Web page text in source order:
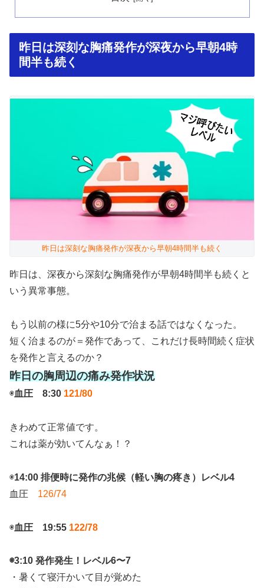
昨日は深刻な胸痛発作が深夜から早朝4時
間半も続く
昨日は深刻な胸痛発作が深夜から早朝4時間半も続く
昨日は、深夜から深刻な胸痛発作が早朝4時間半も続くと
いう異常事態。
もう以前の様に5分や10分で治まる話ではなくなった。
短く治まるのが＝発作であって、これだけ長時間続く症状
を発作と言えるのか？
昨日の胸周辺の痛み発作状況
◉血圧 8:30 121/80
きわめて正常値です。
これは薬が効いてんなぁ！？
◉14:00 排便時に発作の兆候（軽い胸の疼き）レベル4
血圧 126/74
◉血圧 19:55 122/78
◉3:10 発作発生！レベル6〜7
・暑くて寝汗かいて目が覚めた